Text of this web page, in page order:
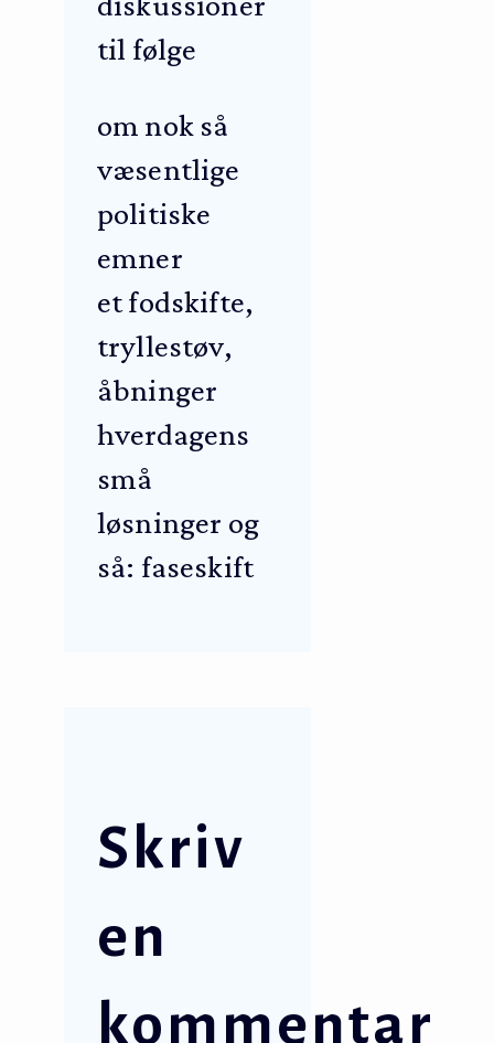
til følge
om nok så
væsentlige
politiske
emner
et fodskifte,
tryllestøv,
åbninger
hverdagens
små
løsninger og
så: faseskift
Skriv
en
kommentar